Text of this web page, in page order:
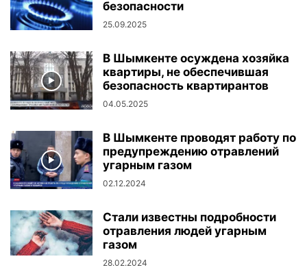
безопасности
25.09.2025
В Шымкенте осуждена хозяйка
квартиры, не обеспечившая
безопасность квартирантов
04.05.2025
В Шымкенте проводят работу по
предупреждению отравлений
угарным газом
02.12.2024
Стали известны подробности
отравления людей угарным
газом
28.02.2024